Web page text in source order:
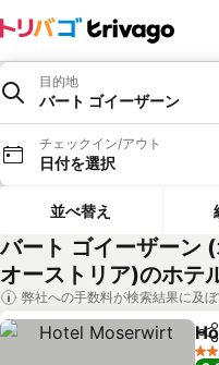
目的地
バート ゴイーザーン
チェックイン/アウト
日付を選択
並べ替え
バート ゴイーザーン
オーストリア)のホテ
弊社への手数料が検索結果に及
シ
3